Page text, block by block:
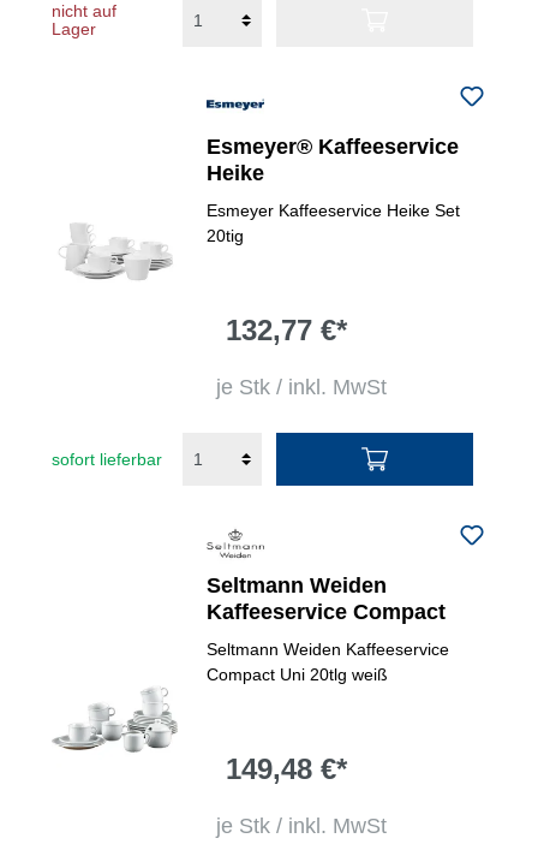
nicht auf
Lager
Esmeyer® Kaffeeservice
Heike
Esmeyer Kaffeeservice Heike Set
20tig
132,77 €*
je Stk / inkl. MwSt
sofort lieferbar
Seltmann Weiden
Kaffeeservice Compact
Seltmann Weiden Kaffeeservice
Compact Uni 20tlg weiß
149,48 €*
je Stk / inkl. MwSt